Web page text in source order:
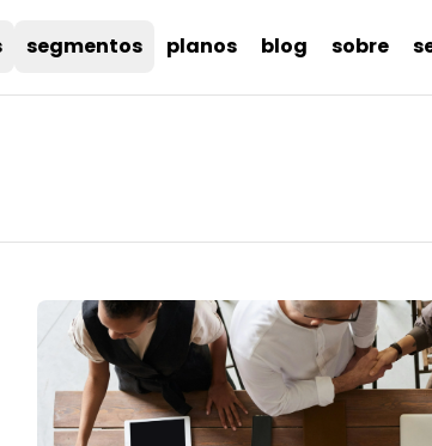
segmentos planos blog sobre